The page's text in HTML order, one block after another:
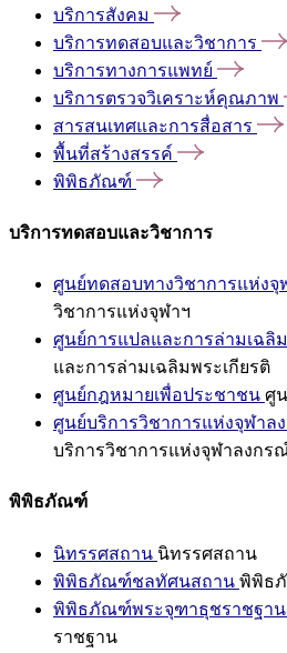
บริการสังคม
บริการทดสอบและวิชาการ
บริการทางการแพทย์
บริการตรวจวิเคราะห์คุณภาพ
สารสนเทศและการสื่อสาร
พื้นที่สร้างสรรค์
พิพิธภัณฑ์
บริการทดสอบและวิชาการ
ศูนย์ทดสอบทางวิชาการแห่งจุ
วิชาการแห่งจุฬาฯ
ศูนย์การแปลและการล่ามเฉลิ
และการล่ามเฉลิมพระเกียรติ
ศูนย์กฎหมายเพื่อประชาชน ศู
ศูนย์บริการวิชาการแห่งจุฬาล
บริการวิชาการแห่งจุฬาลงกร
พิพิธภัณฑ์
นิทรรศสถาน นิทรรศสถาน
พิพิธภัณฑ์ชลทัศนสถาน พิพิธ
พิพิธภัณฑ์พระจุฑาธุชราชฐาน
ราชฐาน